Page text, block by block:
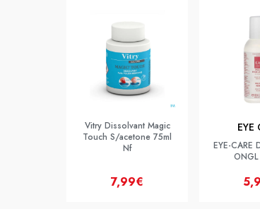
Vitry Dissolvant Magic
Touch S/acetone 75ml
Nf
7,99€
EYE
EYE-CARE